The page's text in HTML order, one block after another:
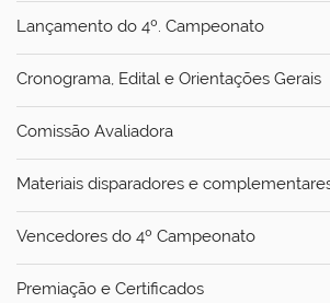
Lançamento do 4º. Campeonato
Cronograma, Edital e Orientações Gerais
Comissão Avaliadora
Materiais disparadores e
Vencedores do 4º Campeonato
Premiação e Certificados